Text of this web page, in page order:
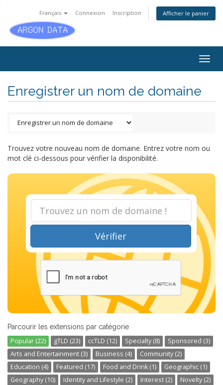
Français Connexion Inscription Afficher le panier
Enregistrer un nom de domaine
Trouvez votre nouveau nom de domaine. Entrez votre nom ou
mot clé ci-dessous pour vérifier la disponibilité.
Vérifier
Parcourir les extensions par catégorie
Popular (22) gTLD (23) ccTLD (12) Specialty (8)
Sponsored (3)
Arts and Entertainment (3)
Business (4)
Community (2)
Education (4)
Featured (17) Food and Drink (1)
Geographic (1)
Geography (10)
Identity and Lifestyle (2) Interest (2)
Novelty (2)